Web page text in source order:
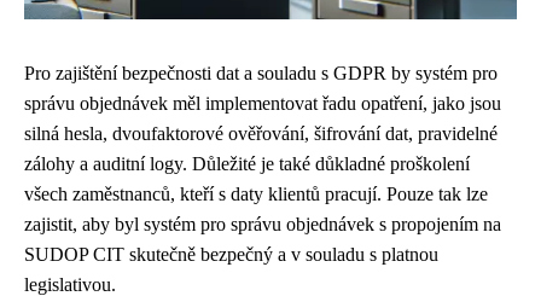
Pro zajištění bezpečnosti dat a souladu s GDPR by systém pro
správu objednávek měl implementovat řadu opatření, jako jsou
silná hesla, dvoufaktorové ověřování, šifrování dat, pravidelné
zálohy a auditní logy. Důležité je také důkladné proškolení
všech zaměstnanců, kteří s daty klientů pracují. Pouze tak lze
zajistit, aby byl systém pro správu objednávek s propojením na
SUDOP CIT skutečně bezpečný a v souladu s platnou
legislativou.